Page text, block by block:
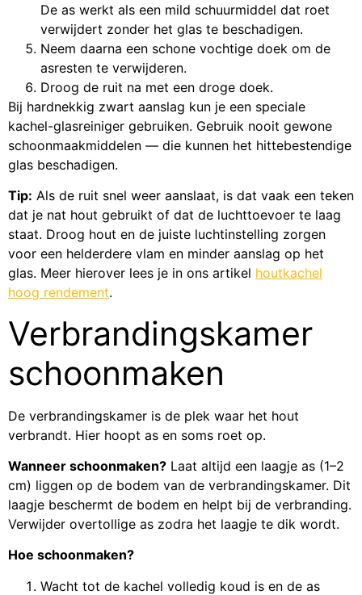
De as werkt als een mild schuurmiddel dat roet
verwijdert zonder het glas te beschadigen.
Neem daarna een schone vochtige doek om de
asresten te verwijderen.
Droog de ruit na met een droge doek.
Bij hardnekkig zwart aanslag kun je een speciale
kachel-glasreiniger gebruiken. Gebruik nooit gewone
schoonmaakmiddelen — die kunnen het hittebestendige
glas beschadigen.
Tip: Als de ruit snel weer aanslaat, is dat vaak een teken
dat je nat hout gebruikt of dat de luchttoevoer te laag
staat. Droog hout en de juiste luchtinstelling zorgen
voor een helderdere vlam en minder aanslag op het
glas. Meer hierover lees je in ons artikel houtkachel
hoog rendement.
Verbrandingskamer
schoonmaken
De verbrandingskamer is de plek waar het hout
verbrandt. Hier hoopt as en soms roet op.
Wanneer schoonmaken? Laat altijd een laagje as (1–2
cm) liggen op de bodem van de verbrandingskamer. Dit
laagje beschermt de bodem en helpt bij de verbranding.
Verwijder overtollige as zodra het laagje te dik wordt.
Hoe schoonmaken?
Wacht tot de kachel volledig koud is en de as